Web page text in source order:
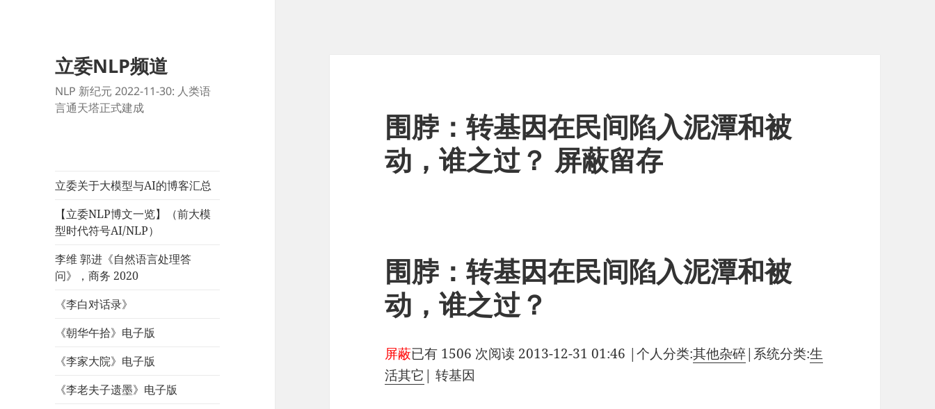
立委NLP频道
NLP 新纪元 2022-11-30: 人类语
言通天塔正式建成
立委关于大模型与AI的博客汇总
【立委NLP博文一览】（前大模
型时代符号AI/NLP）
李维 郭进《自然语言处理答
问》，商务 2020
《李白对话录》
《朝华午拾》电子版
《李家大院》电子版
《李老夫子遗墨》电子版
围脖：转基因在民间陷入泥潭和被
动，谁之过？ 屏蔽留存
围脖：转基因在民间陷入泥潭和被
动，谁之过？
屏蔽已有 1506 次阅读 2013-12-31 01:46 |个人分类:其他杂碎| 系统分类:生
活其它 | 转基因